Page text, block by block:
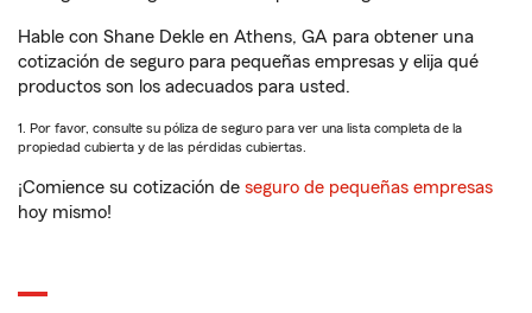
Hable con Shane Dekle en Athens, GA para obtener una
cotización de seguro para pequeñas empresas y elija qué
productos son los adecuados para usted.
1. Por favor, consulte su póliza de seguro para ver una lista completa de la
propiedad cubierta y de las pérdidas cubiertas.
¡Comience su cotización de seguro de pequeñas empresas
hoy mismo!